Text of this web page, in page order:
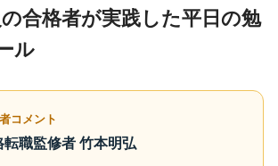
合格者が実践した平日の勉
ル
コメント
転職監修者 竹本明弘